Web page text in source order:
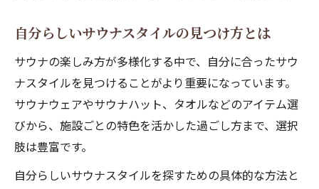
自分らしいサウナスタイルの見つけ方とは
サウナの楽しみ方が多様化する中で、自分に合ったサウ
ナスタイルを見つけることがより重要になっています。
サウナウェアやサウナハット、タオルなどのアイテム選
びから、施設ごとの特色を活かした過ごし方まで、選択
肢は豊富です。
自分らしいサウナスタイルを探すための具体的な方法と